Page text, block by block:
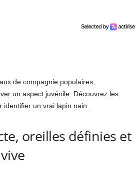
de compagnie populaires,
un aspect juvénile. Découvrez les
identifier un vrai lapin nain.
oreilles définies et